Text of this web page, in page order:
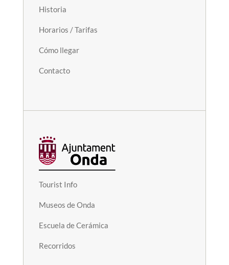
Historia
Horarios / Tarifas
Cómo llegar
Contacto
Tourist Info
Museos de Onda
Escuela de Cerámica
Recorridos